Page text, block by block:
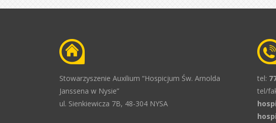
Stowarzyszenie Auxilium “Hospicjum Św. Arnolda
Janssena w Nysie”
ul. Sienkiewicza 7B, 48-304 NYSA
tel:
tel/